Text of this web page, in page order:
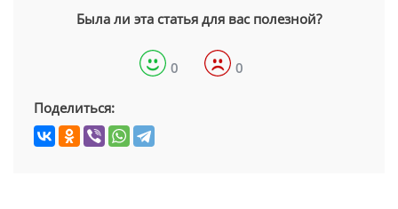
Была ли эта статья для вас полезной?
0 0
Поделиться: